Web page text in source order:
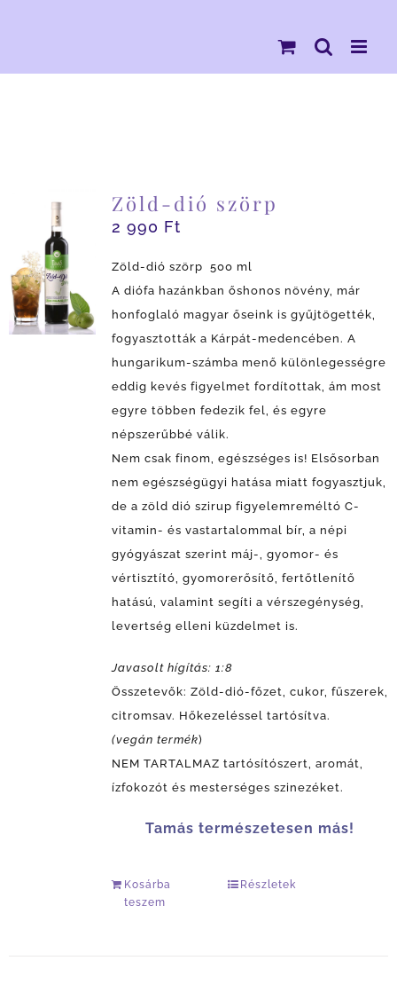
Zöld-dió szörp
2 990 Ft
Zöld-dió szörp 500 ml
A diófa hazánkban őshonos növény, már
honfoglaló magyar őseink is gyűjtögették,
fogyasztották a Kárpát-medencében. A
hungarikum-számba menő különlegességre
eddig kevés figyelmet fordítottak, ám most
egyre többen fedezik fel, és egyre
népszerűbbé válik.
Nem csak finom, egészséges is! Elsősorban
nem egészségügyi hatása miatt fogyasztjuk,
de a zöld dió szirup figyelemreméltó C-
vitamin- és vastartalommal bír, a népi
gyógyászat szerint máj-, gyomor- és
vértisztító, gyomorerősítő, fertőtlenítő
hatású, valamint segíti a vérszegénység,
levertség elleni küzdelmet is.
Javasolt hígítás: 1:8
Összetevők: Zöld-dió-főzet, cukor, fűszerek,
citromsav. Hőkezeléssel tartósítva.
(vegán termék)
NEM TARTALMAZ tartósítószert, aromát,
ízfokozót és mesterséges szinezéket.
Tamás természetesen más!
Kosárba
teszem
Részletek